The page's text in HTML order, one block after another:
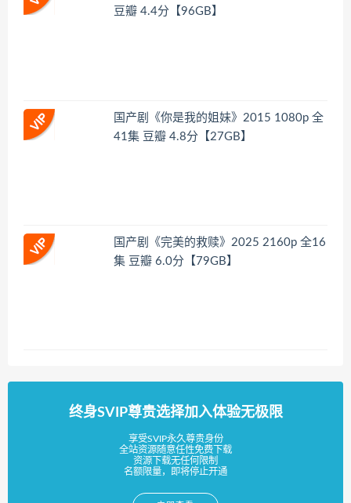
豆瓣 4.4分【96GB】
国产剧《你是我的姐妹》2015 1080p 全
41集 豆瓣 4.8分【27GB】
国产剧《完美的救赎》2025 2160p 全16
集 豆瓣 6.0分【79GB】
终身SVIP尊贵选择加入体验无极限
享受SVIP永久尊贵身份
全站资源随意任性免费下载
资源下载无任何限制
名额限量，即将停止开通